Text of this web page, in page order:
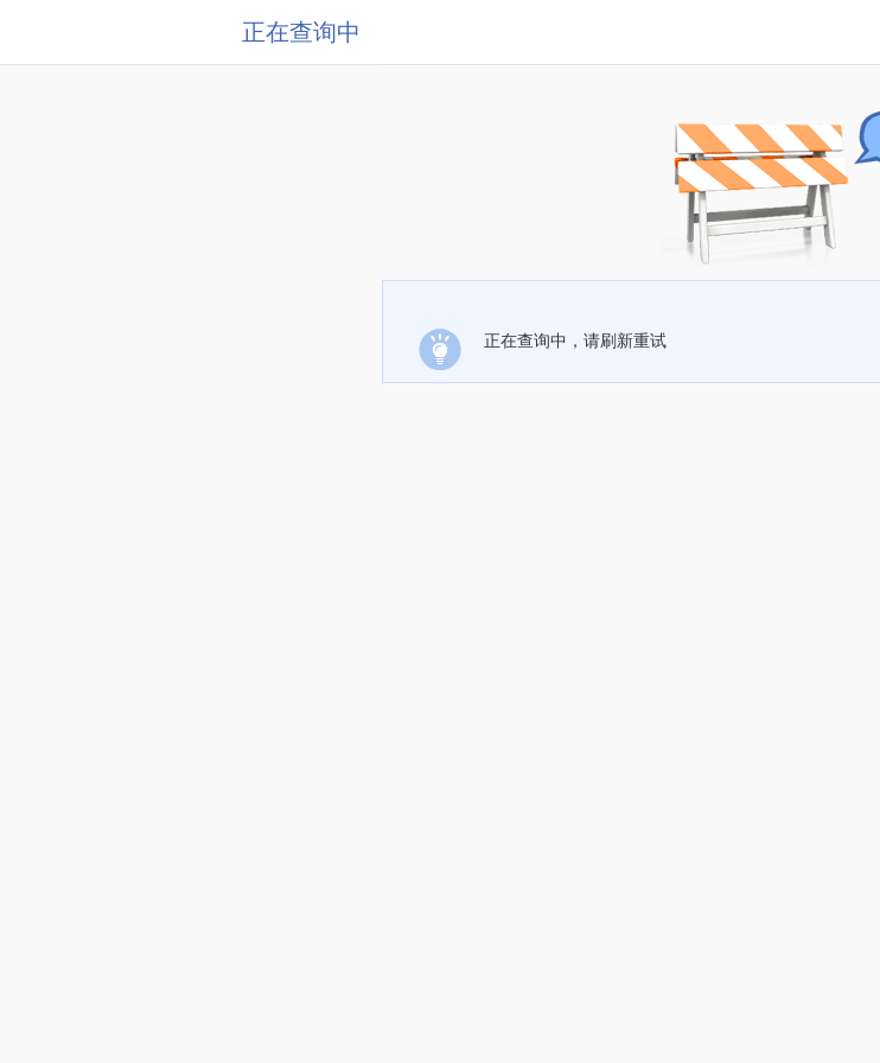
正在查询中
正在查询中，请刷新重试